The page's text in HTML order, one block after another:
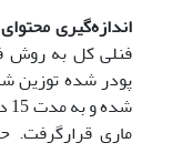
اندازه‌گیری